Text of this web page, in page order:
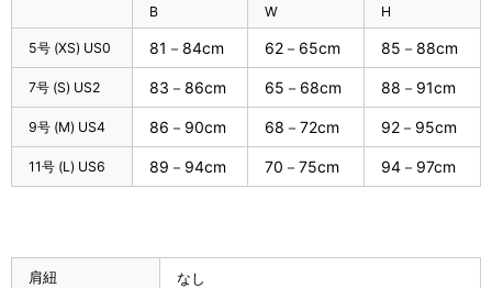
B W H
5号 (XS) US0 81－84cm 62－65cm 85－88cm
7号 (S) US2 83－86cm 65－68cm 88－91cm
9号 (M) US4 86－90cm 68－72cm 92－95cm
11号 (L) US6 89－94cm 70－75cm 94－97cm
肩紐 なし